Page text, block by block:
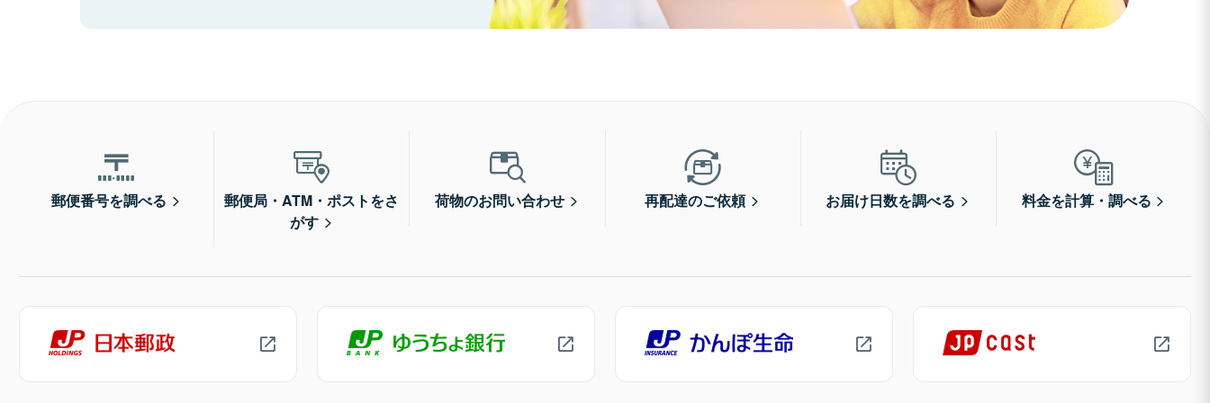
郵便番号を調べる
郵便局・ATM・ポストをさ
がす
荷物のお問い合わせ 再配達のご依頼 お届け日数を調べる 料金を計算・調べる